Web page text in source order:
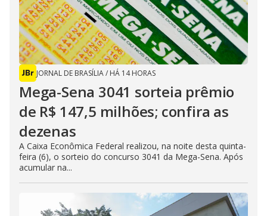
JORNAL DE BRASÍLIA/ HÁ 14 HORAS
Mega-Sena 3041 sorteia prêmio
de R$ 147,5 milhões; confira as
dezenas
A Caixa Econômica Federal realizou, na noite desta quinta-
feira (6), o sorteio do concurso 3041 da Mega-Sena. Após
acumular na...